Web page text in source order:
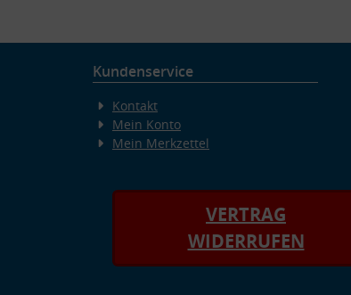
Kundenservice
Kontakt
Mein Konto
Mein Merkzettel
VERTRAG
WIDERRUFEN